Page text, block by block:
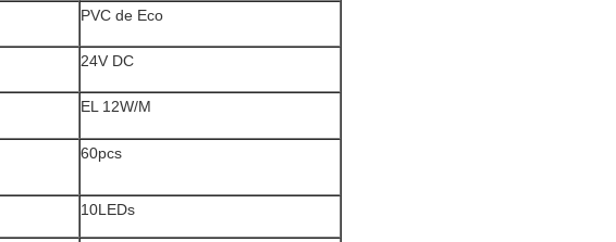
PVC de Eco
24V DC
EL 12W/M
60pcs
10LEDs